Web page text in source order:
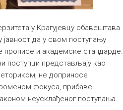
у Крагујевцу обавештава
јавност да у свом поступању
и академске стандарде.
поступци представљају као
не доприносе
фокуса, прибаве
неусклађеног поступања.